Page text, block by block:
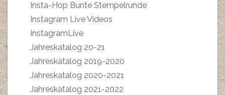
Insta-Hop Bunte Stempelrunde
Instagram Live Videos
InstagramLive
Jahreskatalog 20-21
Jahreskatalog 2019-2020
Jahreskatalog 2020-2021
Jahreskatalog 2021-2022